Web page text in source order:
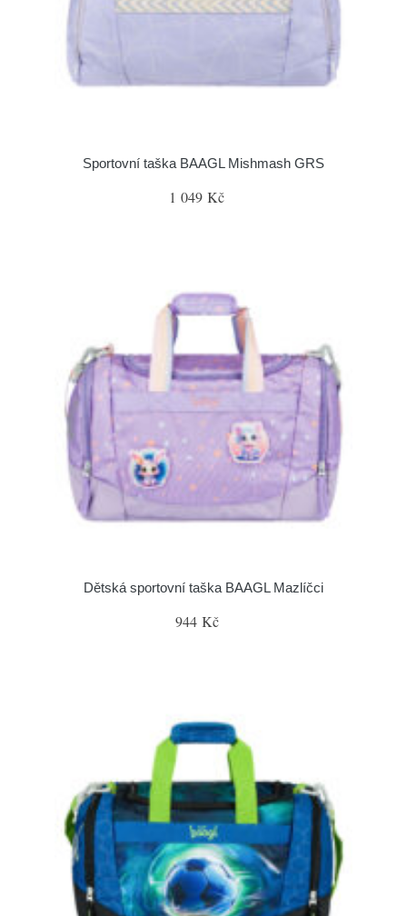
Sportovní taška BAAGL Mishmash GRS
1 049 Kč
Dětská sportovní taška BAAGL Mazlíčci
944 Kč